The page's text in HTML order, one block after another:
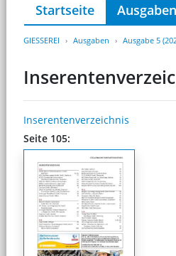
Startseite Ausgaben
GIESSEREI Ausgaben Ausgabe 5
Inserentenverzeichnis
Seite 105: